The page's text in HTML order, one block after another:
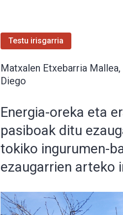
Testu irisgarria
Matxalen Etxebarria
Diego
Energia-oreka eta
pasiboak ditu
tokiko ingurumen-
ezaugarrien arteko